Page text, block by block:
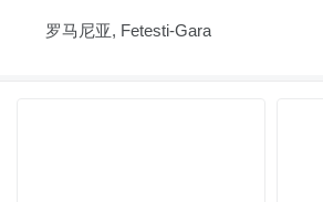
罗马尼亚, Fetesti-Gara